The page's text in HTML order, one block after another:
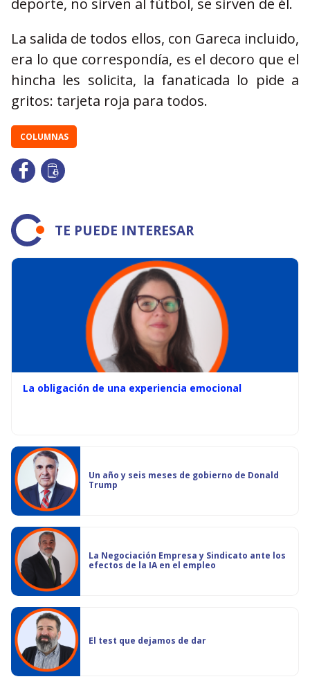
deporte, no sirven al fútbol, se sirven de él.
La salida de todos ellos, con Gareca incluido,
era lo que correspondía, es el decoro que el
hincha les solicita, la fanaticada lo pide a
gritos: tarjeta roja para todos.
COLUMNAS
TE PUEDE INTERESAR
La obligación de una experiencia emocional
Un año y seis meses de gobierno de Donald
Trump
La Negociación Empresa y Sindicato ante los
efectos de la IA en el empleo
El test que dejamos de dar